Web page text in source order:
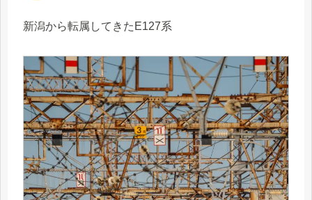
新潟から転属してきたE127系